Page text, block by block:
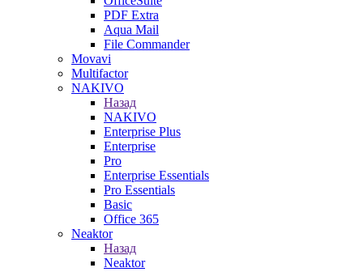
PDF Extra
Aqua Mail
File Commander
Movavi
Multifactor
NAKIVO
Назад
NAKIVO
Enterprise Plus
Enterprise
Pro
Enterprise Essentials
Pro Essentials
Basic
Office 365
Neaktor
Назад
Neaktor